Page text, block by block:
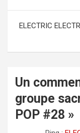
l’article
ELECTRIC
Un
groupe
POP #28 »